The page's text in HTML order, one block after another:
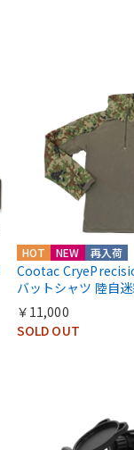
HOT NEW 再入荷
Cootac
バットシャツ 陸自
￥11,000
SOLD OUT